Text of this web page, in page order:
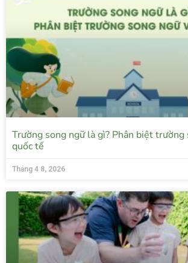
Trường song ngữ là gì? Phân biệt trường
quốc tế
Tháng 4 8, 2026